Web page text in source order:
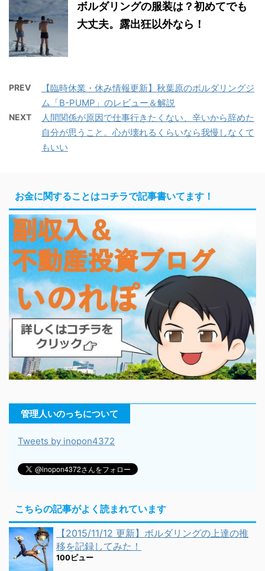
ボルダリングの服装は？初めてでも
大丈夫。露出狂以外なら！
PREV
【臨時休業・休み情報更新】秋葉原のボルダリングジ
ム「B-PUMP」のレビュー＆解説
NEXT
人間関係が原因で仕事行きたくない、辛いから辞めた
自分が思うこと。心が壊れるくらいなら我慢しなくて
もいい
お金に関することはコチラで記事書いてます！
管理人いのっちについて
Tweets by inopon4372
こちらの記事がよく読まれています
【2015/11/12 更新】ボルダリングの上達の推
移を記録してみた！
100ビュー